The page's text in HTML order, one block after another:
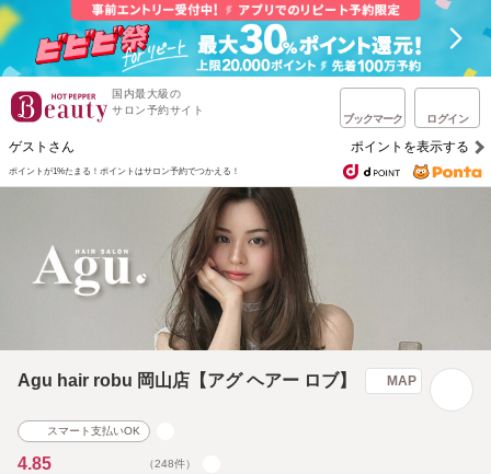
国内最大級の
サロン予約サイト
ブックマーク ログイン
ゲストさん ポイントを表示する
ポイントが1%たまる！ ポイントはサロン予約でつかえる！
Agu hair robu 岡山店【アグ ヘアー ロブ】 MAP
スマート支払いOK
4.85 （248件）